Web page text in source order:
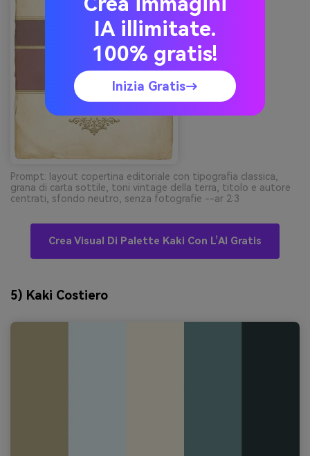
Prompt: layout copertina editoriale con tipografia classica,
grana di carta sottile, toni vintage della terra, titolo e autore
centrati, sfondo neutro, senza fotografie --ar 2:3
Crea Visual Di Palette Kaki Con L’AI Gratis
5) Kaki Costiero
IA illimitate.
100% gratis!
Inizia Gratis→